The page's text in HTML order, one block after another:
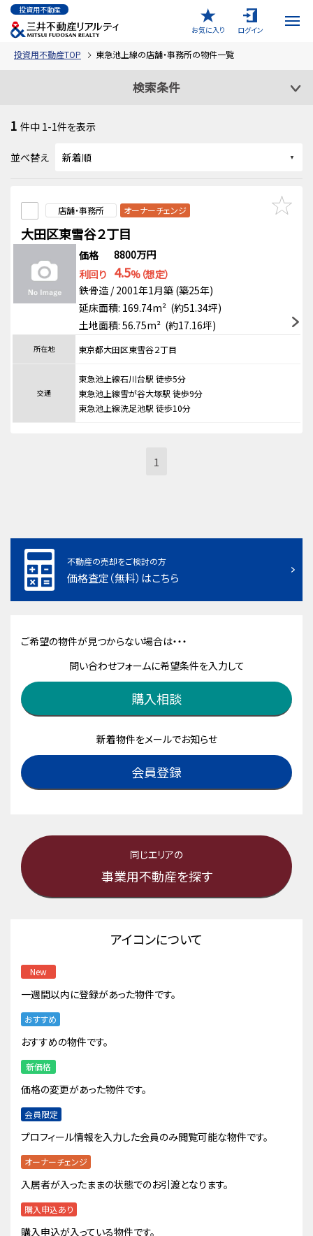
投資用不動産
お気に入り
ログイン
投資用不動産TOP 東急池上線の店舗・事務所の物件一覧
検索条件
1 件中 1-1件を表示
並べ替え
店舗・事務所 オーナーチェンジ
大田区東雪谷２丁目
価格
8800万円
利回り 4.5%（想定）
鉄骨造 / 2001年1月築 (築25年)
延床面積: 169.74m² (約51.34坪)
土地面積: 56.75m² (約17.16坪)
所在地 東京都大田区東雪谷２丁目
交通
東急池上線石川台駅 徒歩5分
東急池上線雪が谷大塚駅 徒歩9分
東急池上線洗足池駅 徒歩10分
1
不動産の売却をご検討の方
価格査定（無料）はこちら
ご希望の物件が見つからない場合は・・・
問い合わせフォームに希望条件を入力して
購入相談
新着物件をメールでお知らせ
会員登録
同じエリアの
事業用不動産を探す
アイコンについて
New
一週間以内に登録があった物件です。
おすすめ
おすすめの物件です。
新価格
価格の変更があった物件です。
会員限定
プロフィール情報を入力した会員のみ閲覧可能な物件です。
オーナーチェンジ
入居者が入ったままの状態でのお引渡となります。
購入申込あり
購入申込が入っている物件です。